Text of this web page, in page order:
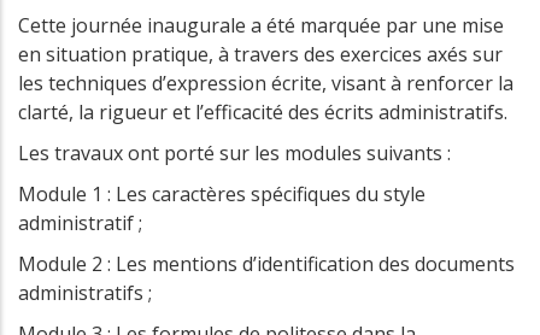
Cette journée inaugurale a été marquée par une mise
en situation pratique, à travers des exercices axés sur
les techniques d’expression écrite, visant à renforcer la
clarté, la rigueur et l’efficacité des écrits administratifs.
Les travaux ont porté sur les modules suivants :
Module 1 : Les caractères spécifiques du style
administratif ;
Module 2 : Les mentions d’identification des documents
administratifs ;